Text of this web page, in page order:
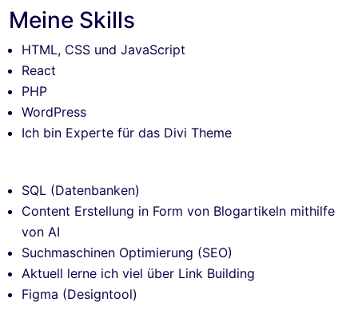
Meine Skills
HTML, CSS und JavaScript
React
PHP
WordPress
Ich bin Experte für das Divi Theme
SQL (Datenbanken)
Content Erstellung in Form von Blogartikeln mithilfe
von AI
Suchmaschinen Optimierung (SEO)
Aktuell lerne ich viel über Link Building
Figma (Designtool)